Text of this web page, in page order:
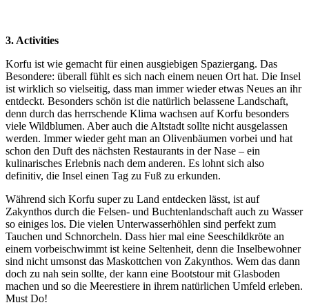
3. Activities
Korfu ist wie gemacht für einen ausgiebigen Spaziergang. Das
Besondere: überall fühlt es sich nach einem neuen Ort hat. Die Insel
ist wirklich so vielseitig, dass man immer wieder etwas Neues an ihr
entdeckt. Besonders schön ist die natürlich belassene Landschaft,
denn durch das herrschende Klima wachsen auf Korfu besonders
viele Wildblumen. Aber auch die Altstadt sollte nicht ausgelassen
werden. Immer wieder geht man an Olivenbäumen vorbei und hat
schon den Duft des nächsten Restaurants in der Nase – ein
kulinarisches Erlebnis nach dem anderen. Es lohnt sich also
definitiv, die Insel einen Tag zu Fuß zu erkunden.
Während sich Korfu super zu Land entdecken lässt, ist auf
Zakynthos durch die Felsen- und Buchtenlandschaft auch zu Wasser
so einiges los. Die vielen Unterwasserhöhlen sind perfekt zum
Tauchen und Schnorcheln. Dass hier mal eine Seeschildkröte an
einem vorbeischwimmt ist keine Seltenheit, denn die Inselbewohner
sind nicht umsonst das Maskottchen von Zakynthos. Wem das dann
doch zu nah sein sollte, der kann eine Bootstour mit Glasboden
machen und so die Meerestiere in ihrem natürlichen Umfeld erleben.
Must Do!